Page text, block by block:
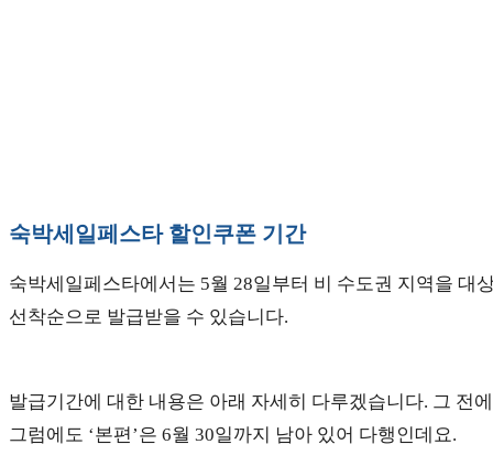
숙박세일페스타 할인쿠폰 기간
숙박세일페스타에서는 5월 28일부터 비 수도권 지역을 대
선착순으로 발급받을 수 있습니다.
발급기간에 대한 내용은 아래 자세히 다루겠습니다. 그 전
그럼에도 ‘본편’은 6월 30일까지 남아 있어 다행인데요.